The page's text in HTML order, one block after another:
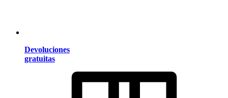
Devoluciones
gratuitas